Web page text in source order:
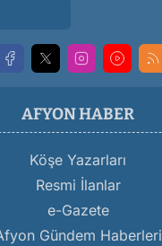
AFYON HABER
Köşe Yazarları
Resmi İlanlar
e-Gazete
Gündem Haberleri